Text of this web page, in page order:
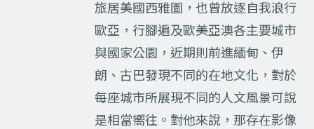
旅居美國西雅圖，也曾放逐自我浪行
歐亞，行腳遍及歐美亞澳各主要城市
與國家公園，近期則前進緬甸、伊
朗、古巴發現不同的在地文化，對於
每座城市所展現不同的人文風景可說
是相當嚮往。對他來說，那存在影像